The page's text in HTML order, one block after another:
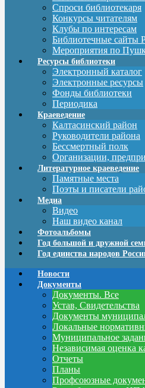
Спроси библиотекаря
Конкурсы читателям
Клубы по интересам
Библиотечные сайты
Мероприятия по
Ресурсы библиотеки
Электронный каталог
Электронные ресурсы
Фонды библиотеки
Периодика
Краеведение
Калтасинский район
Руководители района
Бессмертный полк
Организации,
Литературное краеведение
Памятные места
Поэты и писатели
Медиа
Видео
Наш видео канал
Фотоальбомы
Год большой и дружной
Год единства народов
Новости
Документы
Документы. Все
Устав, Свидетельства
Документы
Локальные
Муниципальное
Независимая оценка
Отчеты
Планы
Профсоюзные